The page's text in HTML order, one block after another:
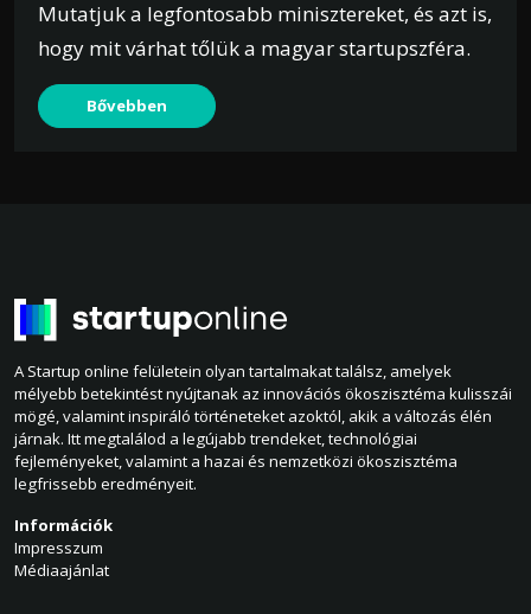
Mutatjuk a legfontosabb minisztereket, és azt is,
hogy mit várhat tőlük a magyar startupszféra.
Bővebben
A Startup online felületein olyan tartalmakat találsz, amelyek
mélyebb betekintést nyújtanak az innovációs ökoszisztéma kulisszái
mögé, valamint inspiráló történeteket azoktól, akik a változás élén
járnak. Itt megtalálod a legújabb trendeket, technológiai
fejleményeket, valamint a hazai és nemzetközi ökoszisztéma
legfrissebb eredményeit.
Információk
Impresszum
Médiaajánlat